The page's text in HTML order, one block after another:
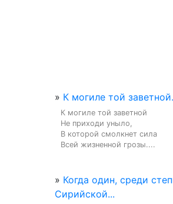
» К могиле той
К могиле той заветной
Не приходи уныло,
В которой смолкнет сила
Всей жизненной грозы....
» Когда один, среди
Сирийской...